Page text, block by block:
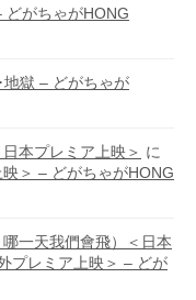
どがちゃがHONG
地獄 – どがちゃが
本プレミア上映＞ に
＞ – どがちゃがHONG
一天我們會飛）＜日本
プレミア上映＞ – どが